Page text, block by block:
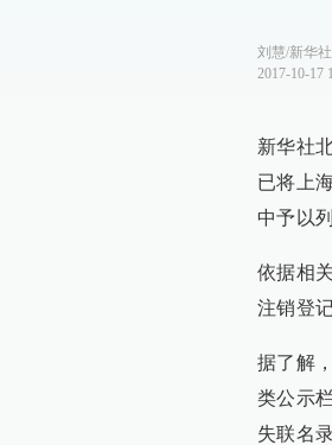
刘慧/新华社
2017-10-17
新华社
已将上
中予以
依据相
注销登记
据了解
类公示
失联名